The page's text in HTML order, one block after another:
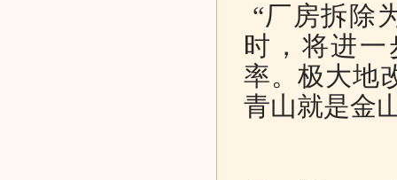
“厂房拆除
时，将进
率。极大地
青山就是金